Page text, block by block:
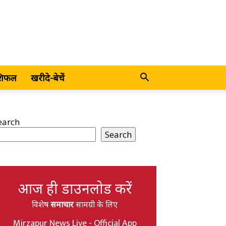
खरीदे-बेचें
Search
आज ही डाउनलोड करें
विशेषसमाचारसामग्री के लिए